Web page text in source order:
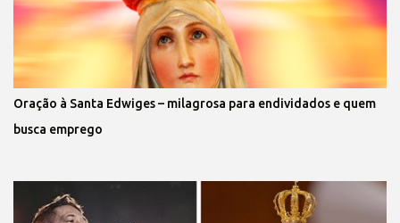
Oração à Santa Edwiges – milagrosa para endividados e quem
busca emprego